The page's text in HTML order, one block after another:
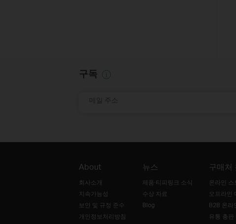
구독
메일 주소
About
회사소개
지속가능성
보안 및 규정 준수
개인정보처리방침
뉴스
제품·티피링크 소식
수상 자료
Blog
구매처
온라인 스
오프라인
B2B 온라
유통 총판